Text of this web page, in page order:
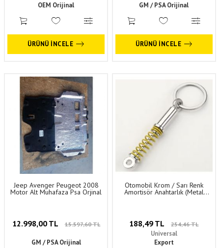
OEM Orijinal
ÜRÜNÜ İNCELE
GM / PSA Orijinal
ÜRÜNÜ İNCELE
Jeep Avenger Peugeot 2008
Motor Alt Muhafaza Psa Orjinal
12.998,00 TL 15.597,60 TL
GM / PSA Orijinal
Otomobil Krom / Sarı Renk
Amortisör Anahtarlık (Metal
Hacimli) Universal Aksesuar 1.
188,49 TL 254,46 TL
Universal
Export